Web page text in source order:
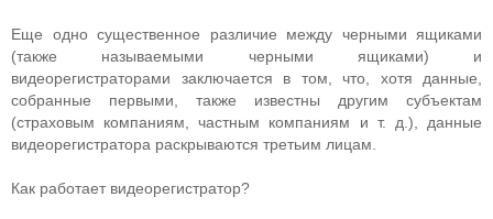
Еще одно существенное различие между черными ящиками
(также называемыми черными ящиками) и
видеорегистраторами заключается в том, что, хотя данные,
собранные первыми, также известны другим субъектам
(страховым компаниям, частным компаниям и т. д.), данные
видеорегистратора раскрываются третьим лицам.
Как работает видеорегистратор?